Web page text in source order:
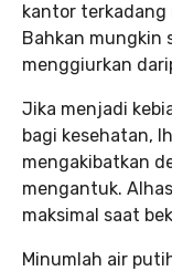
kantor terkadang
Bahkan mungkin
menggiurkan
Jika menjadi
bagi kesehatan,
mengakibatkan
mengantuk.
maksimal saat
Minumlah air